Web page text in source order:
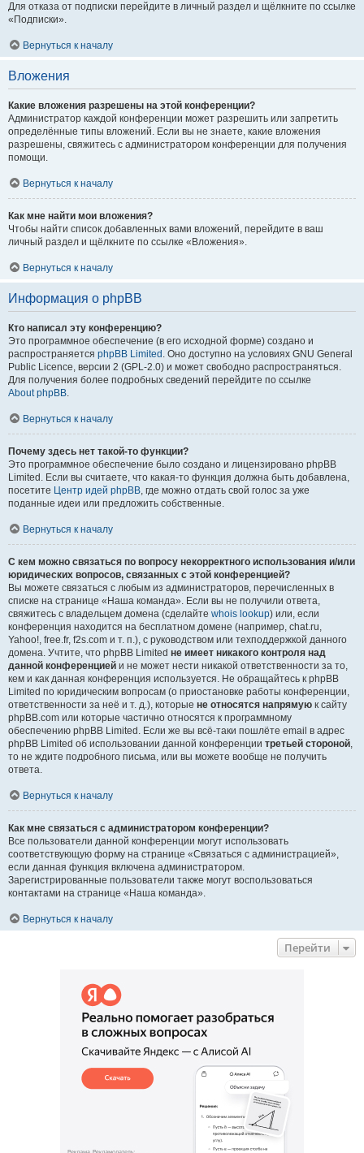
Для отказа от подписки перейдите в личный раздел и щёлкните по ссылке
«Подписки».
Вернуться к началу
Вложения
Какие вложения разрешены на этой конференции?
Администратор каждой конференции может разрешить или запретить
определённые типы вложений. Если вы не знаете, какие вложения
разрешены, свяжитесь с администратором конференции для получения
помощи.
Вернуться к началу
Как мне найти мои вложения?
Чтобы найти список добавленных вами вложений, перейдите в ваш
личный раздел и щёлкните по ссылке «Вложения».
Вернуться к началу
Информация о phpBB
Кто написал эту конференцию?
Это программное обеспечение (в его исходной форме) создано и
распространяется phpBB Limited . Оно доступно на условиях GNU General
Public Licence, версии 2 (GPL-2.0) и может свободно распространяться.
Для получения более подробных сведений перейдите по ссылке
About phpBB.
Вернуться к началу
Почему здесь нет такой-то функции?
Это программное обеспечение было создано и лицензировано phpBB
Limited. Если вы считаете, что какая-то функция должна быть добавлена,
посетите Центр идей phpBB, где можно отдать свой голос за уже
поданные идеи или предложить собственные.
Вернуться к началу
С кем можно связаться по вопросу некорректного использования и/или
юридических вопросов, связанных с этой конференцией?
Вы можете связаться с любым из администраторов, перечисленных в
списке на странице «Наша команда». Если вы не получили ответа,
свяжитесь с владельцем домена (сделайте whois lookup) или, если
конференция находится на бесплатном домене (например, chat.ru,
Yahoo!, free.fr, f2s.com и т. п.), с руководством или техподдержкой данного
домена. Учтите, что phpBB Limited не имеет никакого контроля над
данной конференцией и не может нести никакой ответственности за то,
кем и как данная конференция используется. Не обращайтесь к phpBB
Limited по юридическим вопросам (о приостановке работы конференции,
ответственности за неё и т. д.), которые не относятся напрямую к сайту
phpBB.com или которые частично относятся к программному
обеспечению phpBB Limited. Если же вы всё-таки пошлёте email в адрес
phpBB Limited об использовании данной конференции третьей стороной,
то не ждите подробного письма, или вы можете вообще не получить
ответа.
Вернуться к началу
Как мне связаться с администратором конференции?
Все пользователи данной конференции могут использовать
соответствующую форму на странице «Связаться с администрацией»,
если данная функция включена администратором.
Зарегистрированные пользователи также могут воспользоваться
контактами на странице «Наша команда».
Вернуться к началу
Перейти